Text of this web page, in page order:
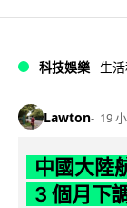
科技娛樂 生
Lawton 19
中國大陸
3 個月下